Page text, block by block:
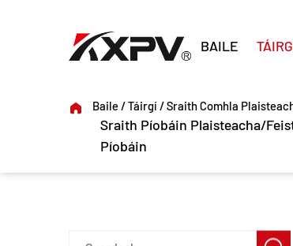
BAILE
Baile /Táirgí /Sraith Comhla
Sraith Píobáin Plaisteacha/
Píobáin